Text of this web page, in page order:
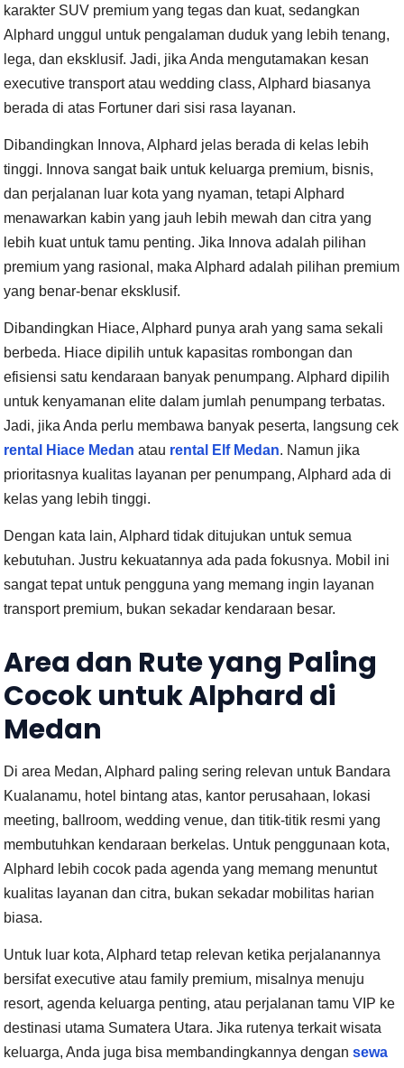
karakter SUV premium yang tegas dan kuat, sedangkan
Alphard unggul untuk pengalaman duduk yang lebih tenang,
lega, dan eksklusif. Jadi, jika Anda mengutamakan kesan
executive transport atau wedding class, Alphard biasanya
berada di atas Fortuner dari sisi rasa layanan.
Dibandingkan Innova, Alphard jelas berada di kelas lebih
tinggi. Innova sangat baik untuk keluarga premium, bisnis,
dan perjalanan luar kota yang nyaman, tetapi Alphard
menawarkan kabin yang jauh lebih mewah dan citra yang
lebih kuat untuk tamu penting. Jika Innova adalah pilihan
premium yang rasional, maka Alphard adalah pilihan premium
yang benar-benar eksklusif.
Dibandingkan Hiace, Alphard punya arah yang sama sekali
berbeda. Hiace dipilih untuk kapasitas rombongan dan
efisiensi satu kendaraan banyak penumpang. Alphard dipilih
untuk kenyamanan elite dalam jumlah penumpang terbatas.
Jadi, jika Anda perlu membawa banyak peserta, langsung cek
rental Hiace Medan atau rental Elf Medan. Namun jika
prioritasnya kualitas layanan per penumpang, Alphard ada di
kelas yang lebih tinggi.
Dengan kata lain, Alphard tidak ditujukan untuk semua
kebutuhan. Justru kekuatannya ada pada fokusnya. Mobil ini
sangat tepat untuk pengguna yang memang ingin layanan
transport premium, bukan sekadar kendaraan besar.
Area dan Rute yang Paling
Cocok untuk Alphard di
Medan
Di area Medan, Alphard paling sering relevan untuk Bandara
Kualanamu, hotel bintang atas, kantor perusahaan, lokasi
meeting, ballroom, wedding venue, dan titik-titik resmi yang
membutuhkan kendaraan berkelas. Untuk penggunaan kota,
Alphard lebih cocok pada agenda yang memang menuntut
kualitas layanan dan citra, bukan sekadar mobilitas harian
biasa.
Untuk luar kota, Alphard tetap relevan ketika perjalanannya
bersifat executive atau family premium, misalnya menuju
resort, agenda keluarga penting, atau perjalanan tamu VIP ke
destinasi utama Sumatera Utara. Jika rutenya terkait wisata
keluarga, Anda juga bisa membandingkannya dengansewa